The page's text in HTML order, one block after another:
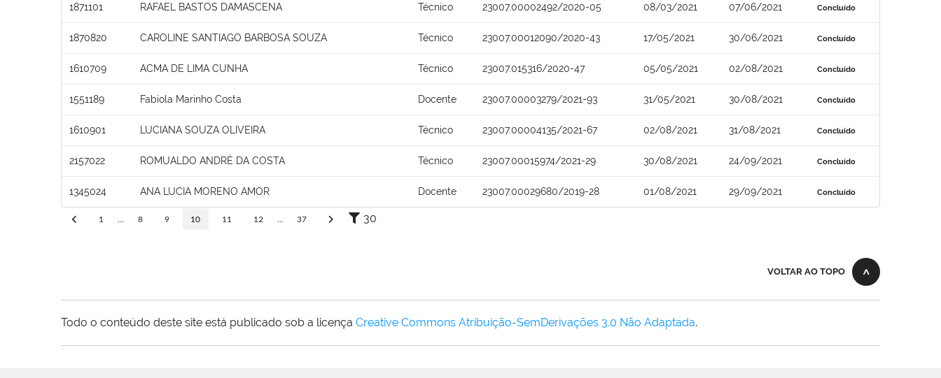
1871101 RAFAEL BASTOS DAMASCENA Técnico 23007.00002492/2020-05 08/03/2021 07/06/2021 Concluído
1870820 CAROLINE SANTIAGO BARBOSA SOUZA Técnico 23007.00012090/2020-43 17/05/2021 30/06/2021 Concluído
1610709 ACMA DE LIMA CUNHA Técnico 23007.015316/2020-47 05/05/2021 02/08/2021 Concluído
1551189 Fabíola Marinho Costa Docente 23007.00003279/2021-93 31/05/2021 30/08/2021 Concluído
1610901 LUCIANA SOUZA OLIVEIRA Técnico 23007.00004135/2021-67 02/08/2021 31/08/2021 Concluído
2157022 ROMUALDO ANDRÉ DA COSTA Técnico 23007.00015974/2021-29 30/08/2021 24/09/2021 Concluído
1345024 ANA LUCIA MORENO AMOR Docente 23007.00029680/2019-28 01/08/2021 29/09/2021 Concluído
1 8 9 10 11 12 37 30
VOLTAR AO TOPO
Todo o conteúdo deste site está publicado sob a licença Creative Commons Atribuição-SemDerivações 3.0 Não Adaptada.